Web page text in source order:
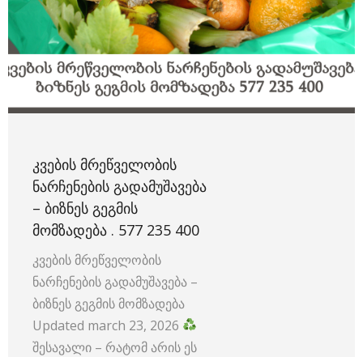
ᲙᲕᲔᲑᲘᲡ ᲛᲠᲔᲬᲕᲔᲚᲝᲑᲘᲡ
ᲜᲐᲠᲩᲔᲜᲔᲑᲘᲡ ᲒᲐᲓᲐᲛᲣᲨᲐᲕᲔᲑᲐ
– ᲑᲘᲖᲜᲔᲡ ᲒᲔᲒᲛᲘᲡ
ᲛᲝᲛᲖᲐᲓᲔᲑᲐ . 577 235 400
კვების მრეწველობის
ნარჩენების გადამუშავება –
ბიზნეს გეგმის მომზადება
Updated march 23, 2026
შესავალი – რატომ არის ეს